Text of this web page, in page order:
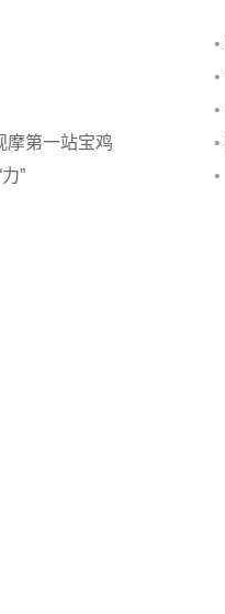
•
•
•
摩第一站宝鸡 •
” •